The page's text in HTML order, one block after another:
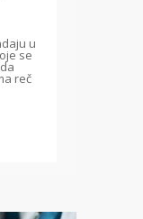
u
se
reč